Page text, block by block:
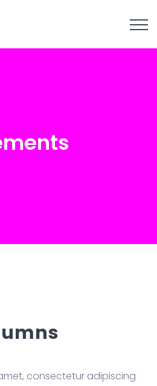
consectetur adipiscing